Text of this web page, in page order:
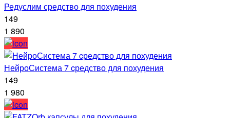
Редуслим средство для похудения
149
1 890
НейроСистема 7 cредство для похудения
149
1 980